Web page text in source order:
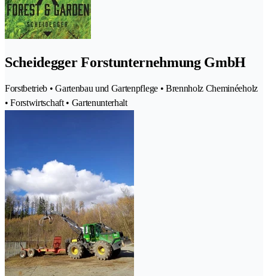
Scheidegger Forstunternehmung GmbH
Forstbetrieb • Gartenbau und Gartenpflege • Brennholz Cheminéeholz
• Forstwirtschaft • Gartenunterhalt